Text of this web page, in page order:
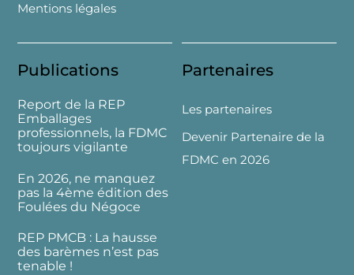
Mentions légales
Publications
Report de la REP
Emballages
professionnels, la FDMC
toujours vigilante
En 2026, ne manquez
pas la 4ème édition des
Foulées du Négoce
REP PMCB : La hausse
des barèmes n’est pas
tenable !
Partenaires
Les partenaires
Devenir Partenaire de la
FDMC en 2026